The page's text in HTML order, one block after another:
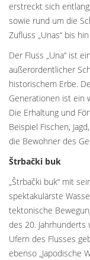
erstreckt sich
sowie rund um die
Zufluss „Unas“ bis
Der Fluss „Una“ ist
außerordentlicher
historischem Erbe.
Generationen ist ein
Die Erhaltung und
Beispiel Fischen,
die Bewohner des
Štrbački buk
„Štrbački buk“ mit
spektakulärste
tektonische
des 20. Jahrhunderts
Ufern des Flusses
ebenso „Japodische